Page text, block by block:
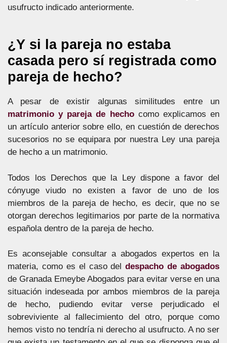
usufructo indicado anteriormente.
¿Y si la pareja no estaba
casada pero sí registrada como
pareja de hecho?
A pesar de existir algunas similitudes entre un
matrimonio y pareja de hechocomo explicamos en
un artículo anterior sobre ello, en cuestión de derechos
sucesorios no se equipara por nuestra Ley una pareja
de hecho a un matrimonio.
Todos los Derechos que la Ley dispone a favor del
cónyuge viudo no existen a favor de uno de los
miembros de la pareja de hecho, es decir, que no se
otorgan derechos legitimarios por parte de la normativa
española dentro de la pareja de hecho.
Es aconsejable consultar a abogados expertos en la
materia, como es el caso deldespacho de abogados
de Granada Emeybe Abogados para evitar verse en una
situación indeseada por ambos miembros de la pareja
de hecho, pudiendo evitar verse perjudicado el
sobreviviente al fallecimiento del otro, porque como
hemos visto no tendría ni derecho al usufructo. A no ser